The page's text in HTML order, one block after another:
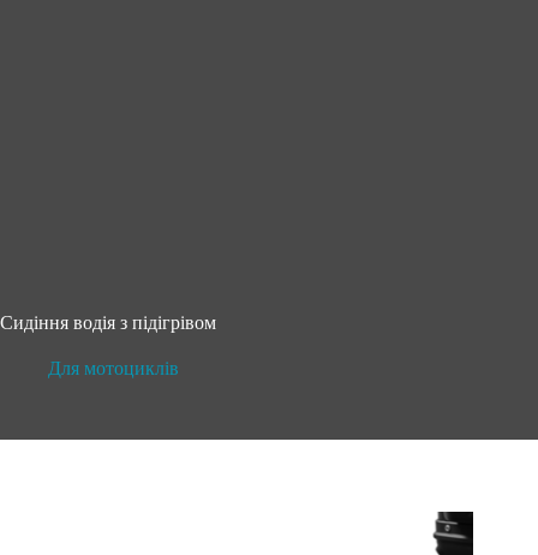
Сидіння водія з підігрівом
Для мотоциклів